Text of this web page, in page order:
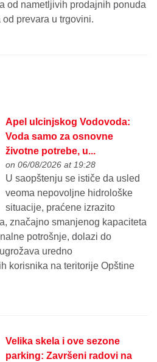
od nametljivih prodajnih ponuda
prevara u trgovini.
Apel ulcinjskog Vodovoda:
Voda samo za osnovne
životne potrebe, u...
on 06/08/2026 at 19:28
U saopštenju se ističe da usled
veoma nepovoljne hidrološke
situacije, praćene izrazito
značajno smanjenog kapaciteta
potrošnje, dolazi do
uredno
korisnika na teritorije Opštine
Velika skela i ove sezone
parking: Završeni radovi na